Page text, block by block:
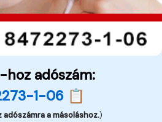
hoz adószám:
1-06 📋
a másoláshoz.)